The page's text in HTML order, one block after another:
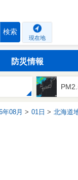
検索
現在地
防災情報
08月 01日 北海道